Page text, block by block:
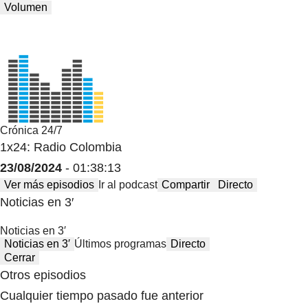
Volumen
Crónica 24/7
1x24: Radio Colombia
23/08/2024 - 01:38:13
Ver más episodios Ir al podcast Compartir Directo
Noticias en 3′
Noticias en 3′
Noticias en 3′ Últimos programas Directo
Cerrar
Otros episodios
Cualquier tiempo pasado fue anterior